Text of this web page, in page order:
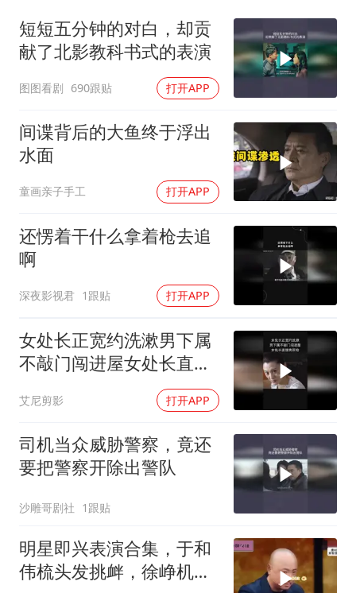
日本试射“战斧”导弹，国防部回应
胡彦斌韩磊 谁帮谁
夯实基础开新局
短短五分钟的对白，却贡
献了北影教科书式的表演
图图看剧 690跟贴 打开APP
间谍背后的大鱼终于浮出
水面
童画亲子手工 打开APP
还愣着干什么拿着枪去追
啊
深夜影视君 1跟贴 打开APP
女处长正宽约洗漱男下属
不敲门闯进屋女处长直接
艾尼剪影 打开APP
司机当众威胁警察，竟还
要把警察开除出警队
沙雕哥剧社 1跟贴
明星即兴表演合集，于和
伟梳头发挑衅，徐峥机智